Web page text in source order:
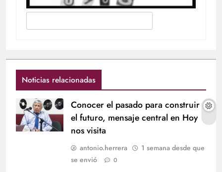
Noticias relacionadas
Conocer el pasado para construir
el futuro, mensaje central en Hoy
nos visita
antonio.herrera
1 semana desde que
se envió
0